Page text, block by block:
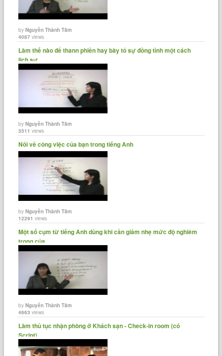
byNguyễn Thành Tâm
4087 views
Làm thế nào để thann phiền hay bày tỏ sự đồng tình một cách
lịch sự......
byNguyễn Thành Tâm
3511 views
Nói về công việc của bạn trong tiếng Anh
byNguyễn Thành Tâm
12291 views
Một số cụm từ tiếng Anh dùng khi cần giảm nhẹ mức độ nghiêm
trọng của......
byNguyễn Thành Tâm
4663 views
Làm thủ tục nhận phòng ở Khách sạn - Check-in room (có
Script)